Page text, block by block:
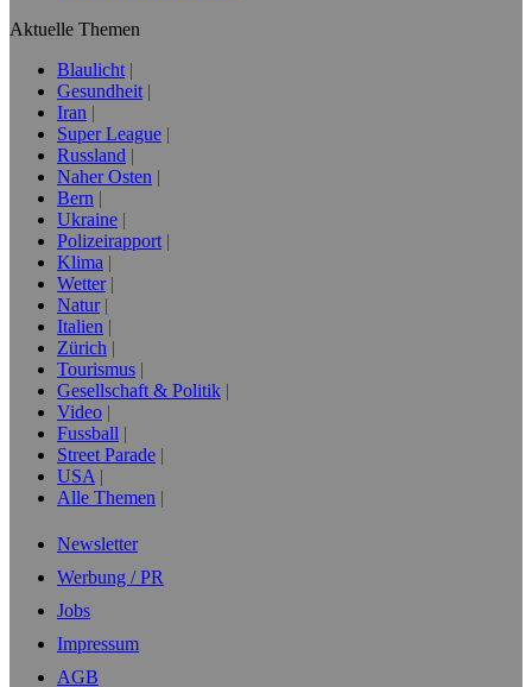
Aktuelle Themen
Blaulicht
Gesundheit
Iran
Super League
Russland
Naher Osten
Bern
Ukraine
Polizeirapport
Klima
Wetter
Natur
Italien
Zürich
Tourismus
Gesellschaft & Politik
Video
Fussball
Street Parade
USA
Alle Themen
Newsletter
Werbung / PR
Jobs
Impressum
AGB